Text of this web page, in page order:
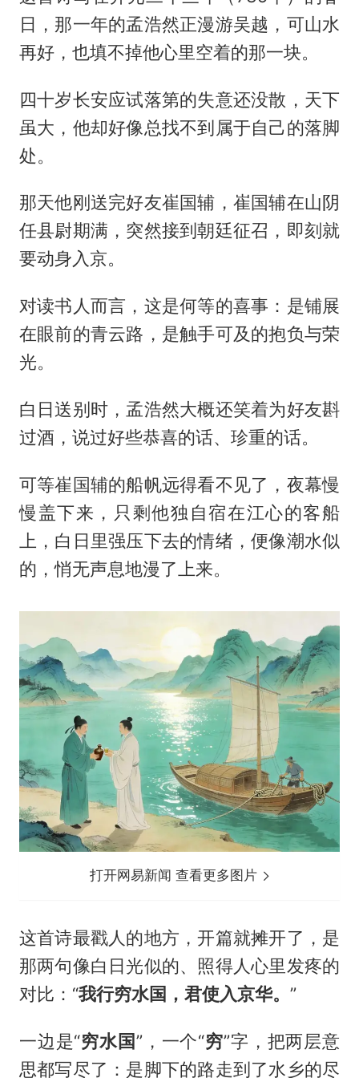
日，那一年的孟浩然正漫游吴越，可山水
再好，也填不掉他心里空着的那一块。
四十岁长安应试落第的失意还没散，天下
虽大，他却好像总找不到属于自己的落脚
处。
那天他刚送完好友崔国辅，崔国辅在山阴
任县尉期满，突然接到朝廷征召，即刻就
要动身入京。
对读书人而言，这是何等的喜事：是铺展
在眼前的青云路，是触手可及的抱负与荣
光。
白日送别时，孟浩然大概还笑着为好友斟
过酒，说过好些恭喜的话、珍重的话。
可等崔国辅的船帆远得看不见了，夜幕慢
慢盖下来，只剩他独自宿在江心的客船
上，白日里强压下去的情绪，便像潮水似
的，悄无声息地漫了上来。
打开网易新闻 查看更多图片
这首诗最戳人的地方，开篇就摊开了，是
那两句像白日光似的、照得人心里发疼的
对比：“我行穷水国，君使入京华。 ”
一边是“穷水国”，一个“穷”字，把两层意
思都写尽了：是脚下的路走到了水乡的尽